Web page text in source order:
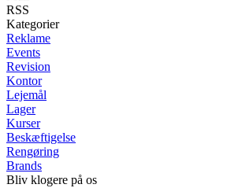
RSS
Kategorier
Reklame
Events
Revision
Kontor
Lejemål
Lager
Kurser
Beskæftigelse
Rengøring
Brands
Bliv klogere på os